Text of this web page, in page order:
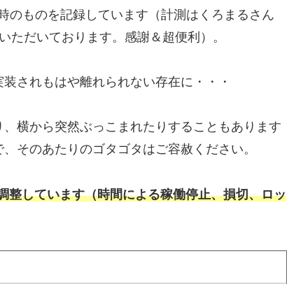
のものを記録しています（計測はくろまるさん
ただいております。感謝＆超便利）。
されもはや離れられない存在に・・・
横から突然ぶっこまれたりすることもあります
そのあたりのゴタゴタはご容赦ください。
しています（時間による稼働停止、損切、ロッ